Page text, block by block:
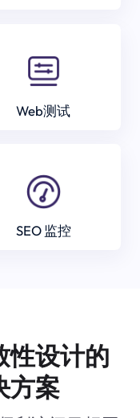
Web测试
SEO 监控
性设计的
方案